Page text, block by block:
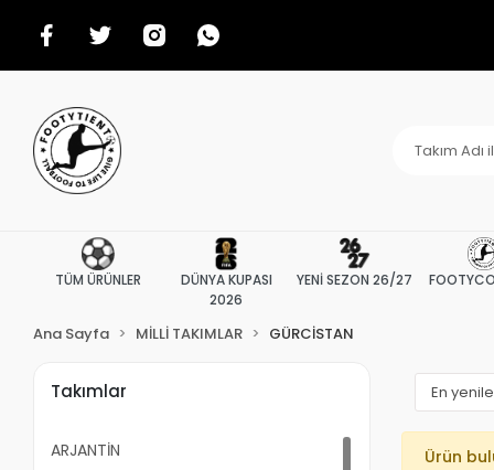
TÜM ÜRÜNLER
DÜNYA KUPASI
2026
YENİ SEZON 26/27
Ana Sayfa MİLLİ TAKIMLAR GÜRCİSTAN
Takımlar
ARJANTİN
Ürün